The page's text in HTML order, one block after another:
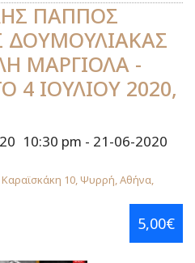
ΠΑΠΠΟΣ
ΔΟΥΜΟΥΛΙΑΚΑΣ
ΜΑΡΓΙΟΛΑ -
4 ΙΟΥΛΙΟΥ 2020,
10:30 pm - 21-06-2020
Καραϊσκάκη 10, Ψυρρή, Αθήνα,
5,00€